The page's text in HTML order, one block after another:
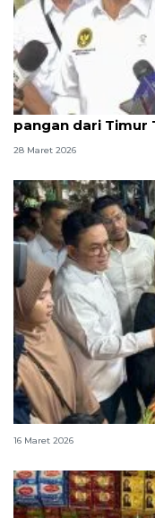
Ada perang,
pangan dari Timur
28 Maret 2026
Mendag: Harga
16 Maret 2026